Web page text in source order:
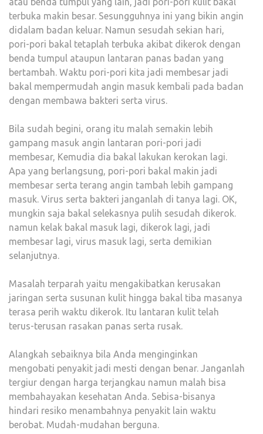
terbuka makin besar. Sesungguhnya ini yang bikin angin
didalam badan keluar. Namun sesudah sekian hari,
pori-pori bakal tetaplah terbuka akibat dikerok dengan
benda tumpul ataupun lantaran panas badan yang
bertambah. Waktu pori-pori kita jadi membesar jadi
bakal mempermudah angin masuk kembali pada badan
dengan membawa bakteri serta virus.
Bila sudah begini, orang itu malah semakin lebih
gampang masuk angin lantaran pori-pori jadi
membesar, Kemudia dia bakal lakukan kerokan lagi.
Apa yang berlangsung, pori-pori bakal makin jadi
membesar serta terang angin tambah lebih gampang
masuk. Virus serta bakteri janganlah di tanya lagi. OK,
mungkin saja bakal selekasnya pulih sesudah dikerok.
namun kelak bakal masuk lagi, dikerok lagi, jadi
membesar lagi, virus masuk lagi, serta demikian
selanjutnya.
Masalah terparah yaitu mengakibatkan kerusakan
jaringan serta susunan kulit hingga bakal tiba masanya
terasa perih waktu dikerok. Itu lantaran kulit telah
terus-terusan rasakan panas serta rusak.
Alangkah sebaiknya bila Anda menginginkan
mengobati penyakit jadi mesti dengan benar. Janganlah
tergiur dengan harga terjangkau namun malah bisa
membahayakan kesehatan Anda. Sebisa-bisanya
hindari resiko menambahnya penyakit lain waktu
berobat. Mudah-mudahan berguna.